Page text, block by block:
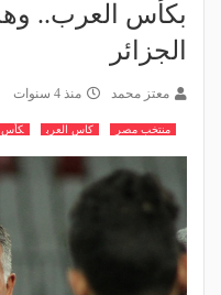
بكأس العرب..
الجزائر
معتز محمد منذ 4 سنوات
منتخب مصر كاس العرب كأس